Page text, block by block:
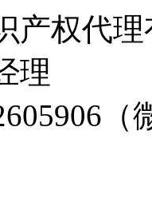
产权代
理
（